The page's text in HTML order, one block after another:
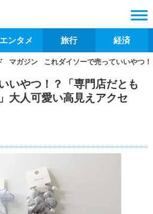
エンタメ 旅行 経済
マガジン これダイソーで売っていいやつ
いやつ！？「専門店だとも
大人可愛い高見えアクセ